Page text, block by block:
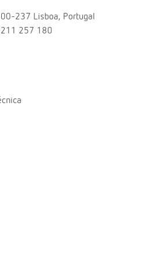
237 Lisboa, Portugal
211 257 180